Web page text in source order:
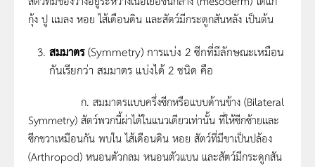
กุ้ง ปู แมลง หอย ไส้เดือนดิน และสัตว์มีกระดูกสันหลัง เป็นต้น
สมมาตร(Symmetry) การแบ่ง 2 ซีกที่มีลักษณะเหมือน
กันเรียกว่า สมมาตร แบ่งได้ 2 ชนิด คือ
ก. สมมาตรแบบครึ่งซีกหรือแบบด้านข้าง (Bilateral
Symmetry) สัตว์พวกนี้ผ่าได้ในแนวเดียวเท่านั้น ที่ให้ซีกซ้ายและ
ซีกขวาเหมือนกัน พบใน ไส้เดือนดิน หอย สัตว์ที่มีขาเป็นปล้อง
(Arthropod) หนอนตัวกลม หนอนตัวแบน และสัตว์มีกระดูกสัน